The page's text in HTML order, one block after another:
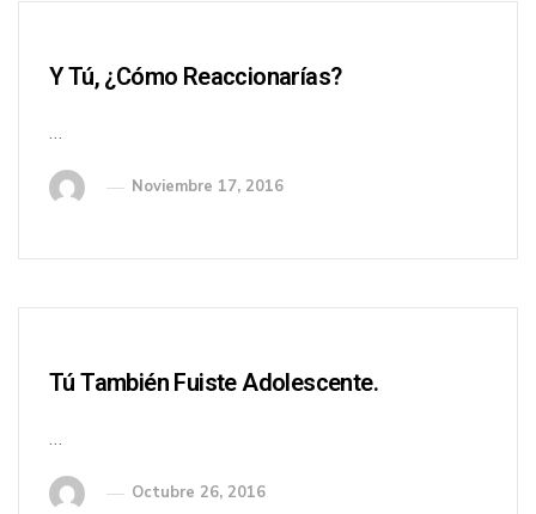
Y Tú, ¿cómo Reaccionarías?
…
Noviembre 17, 2016
Tú También Fuiste Adolescente.
…
Octubre 26, 2016